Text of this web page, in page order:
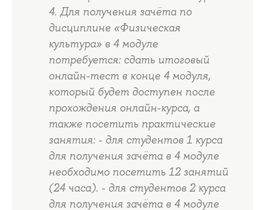
4. Для получения зачёта по
дисциплине «Физическая
культура» в 4 модуле
потребуется: сдать итоговый
онлайн-тест в конце 4 модуля,
который будет доступен после
прохождения онлайн-курса, а
также посетить практические
занятия: - для студентов 1 курса
для получения зачёта в 4 модуле
необходимо посетить 12 занятий
(24 часа). - для студентов 2 курса
для получения зачёта в 4 модуле